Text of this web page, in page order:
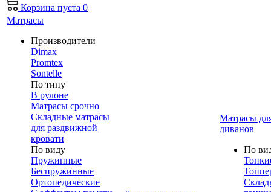
Корзина пуста 0
Матрасы
Производители
Dimax
Promtex
Sontelle
По типу
В рулоне
Матрасы срочно
Складные матрасы
для раздвижной
кровати
По виду
Пружинные
Беспружинные
Ортопедические
Матрасы
диванов
По